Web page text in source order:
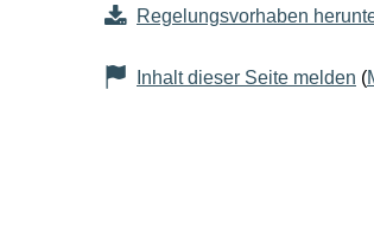
Regelungsvorhaben
Inhalt dieser Seite melden (